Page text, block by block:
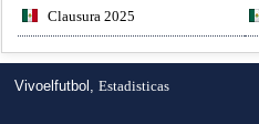
Clausura 2025
Vivoelfutbol,Estadisticas